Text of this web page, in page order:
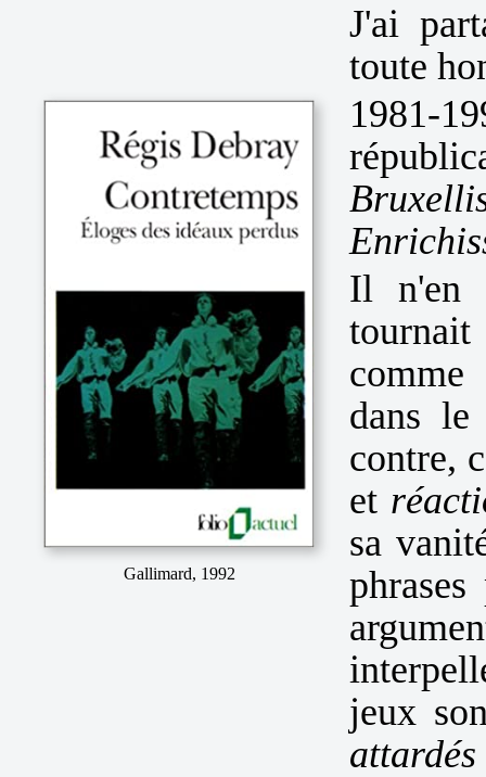
Gallimard, 1992
J'ai
toute
1981-
Il n'en
dans
contre,
et
sa
jeux
attardés